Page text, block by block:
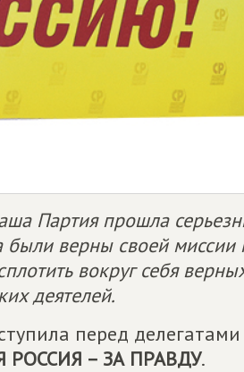
Партия прошла
были верны своей миссии
вокруг себя
деятелей.
перед
РОССИЯ – ЗА ПРАВДУ.